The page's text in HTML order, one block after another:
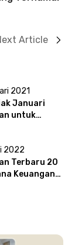
Article
2021
Januari
untuk
2022
Terbaru 20
Keuangan